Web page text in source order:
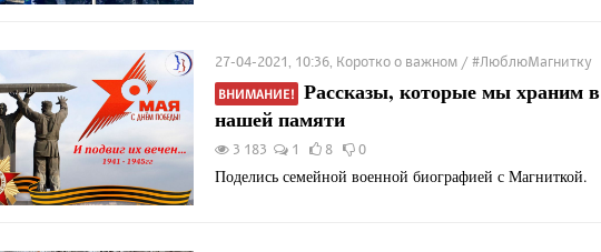
27-04-2021, 10:36, Коротко о важном / #ЛюблюМагнитку
ВНИМАНИЕ! Рассказы, которые мы храним в
нашей памяти
3 183 1 8 0
Поделись семейной военной биографией с Магниткой.